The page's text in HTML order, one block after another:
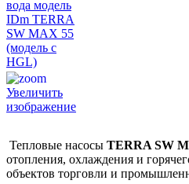
Увеличить
изображение
Тепловые насосы TERRA SW
отопления, охлаждения и
объектов торговли и